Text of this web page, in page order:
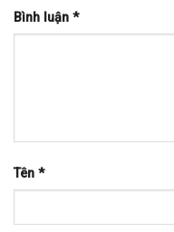
Bình luận *
Tên *